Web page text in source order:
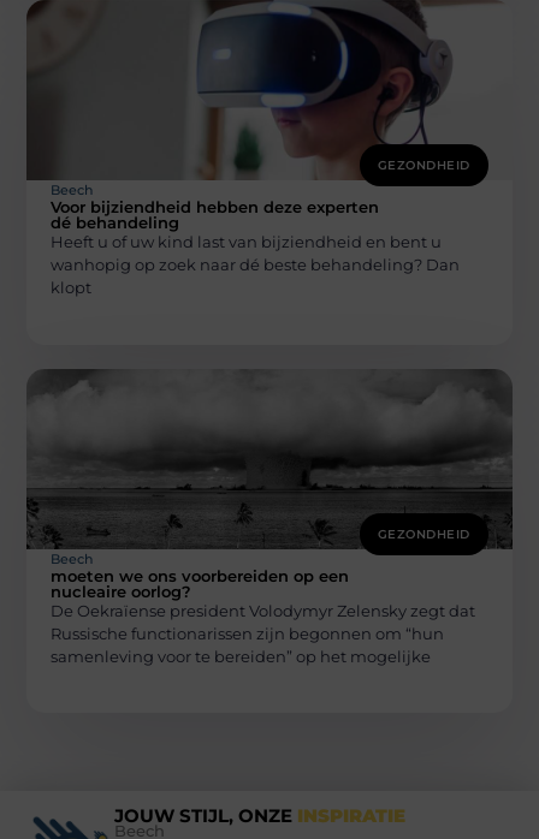
GEZONDHEID
Beech
Voor bijziendheid hebben deze experten
dé behandeling
Heeft u of uw kind last van bijziendheid en bent u
wanhopig op zoek naar dé beste behandeling? Dan
klopt
GEZONDHEID
Beech
moeten we ons voorbereiden op een
nucleaire oorlog?
De Oekraïense president Volodymyr Zelensky zegt dat
Russische functionarissen zijn begonnen om “hun
samenleving voor te bereiden” op het mogelijke
JOUW STIJL, ONZE INSPIRATIE
Beech